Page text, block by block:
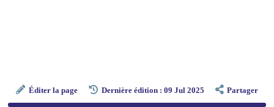
Éditer la page Dernière édition : 09 Jul 2025 Partager